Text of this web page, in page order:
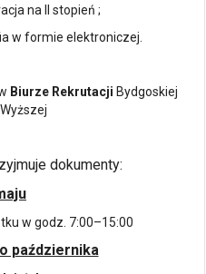
na II stopień ;
w formie elektroniczej.
Biurze Rekrutacji Bydgoskiej
dokumenty:
w godz. 7:00–15:00
października